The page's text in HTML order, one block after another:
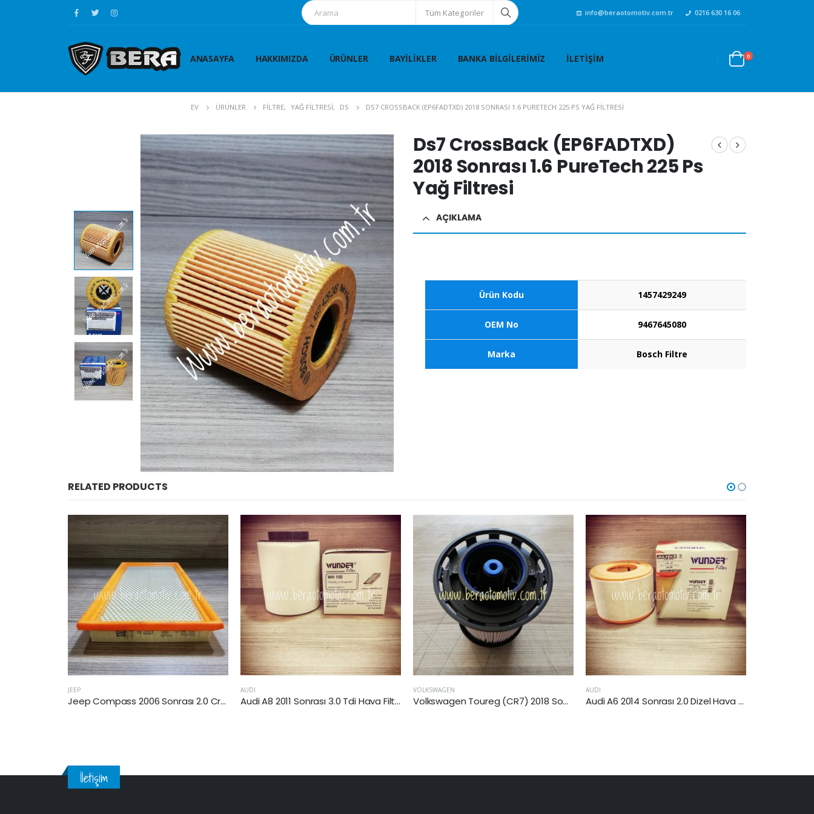
Tüm Kategoriler info@beraotomotiv.com.tr 0216 630 16 06
ANASAYFA HAKKIMIZDA ÜRÜNLER BAYILIKLER BANKA BILGILERIMIZ İLETIŞIM 0
EV ÜRÜNLER FİLTRE, YAĞ FİLTRESİ, DS DS7 CROSSBACK (EP6FADTXD) 2018 SONRASI 1.6 PURETECH 225 PS YAĞ FILTRESI
Ds7 CrossBack (EP6FADTXD)
2018 Sonrası 1.6 PureTech 225 Ps
Yağ Filtresi
AÇIKLAMA
Ürün Kodu 1457429249
OEM No 9467645080
Marka Bosch Filtre
RELATED PRODUCTS
AUDI
Audi A8 2011 Sonrası 3.0 Tdi Hava Filtresi
VOLKSWAGEN
Volkswagen Toureg (CR7) 2018 Sonrası 3.0 TDI 4 Motıon Yakıt Filtresi
AUDI
Audi A6 2014 Sonrası 2.0 Dizel Hava Filtresi
MINI
Mini Cooper II 1.6 Dizel 2010 Sonrası Hava Filtresi
İletişim